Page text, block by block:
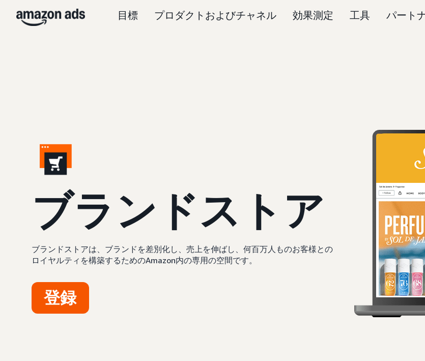
目標 プロダクトおよびチャネル 効果測定 工具 パート
ブランドストア
ブランドストアは、ブランドを差別化し、売上を伸ばし、何百万人ものお客様との
ロイヤルティを構築するためのAmazon内の専用の空間です。
登録